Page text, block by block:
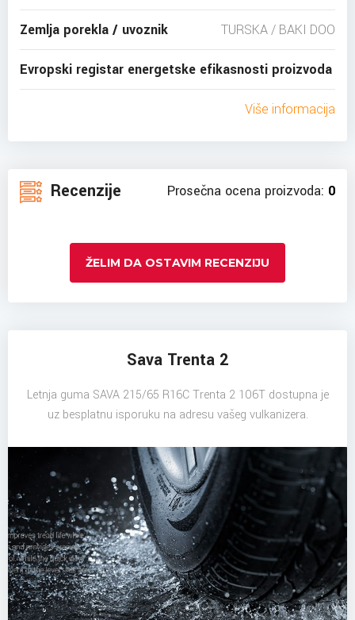
Zemlja porekla / uvoznik TURSKA / BAKI DOO
Evropski registar energetske efikasnosti proizvoda
Više informacija
Recenzije Prosečna ocena proizvoda: 0
ŽELIM DA OSTAVIM RECENZIJU
Sava Trenta 2
Letnja guma SAVA 215/65 R16C Trenta 2 106T dostupna je
uz besplatnu isporuku na adresu vašeg vulkanizera.